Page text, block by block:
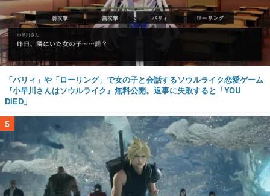
「パリィ」や「ローリング」で女の子と会話するソウルライク恋愛ゲーム
『小早川さんはソウルライク』無料公開。返事に失敗すると「YOU
DIED」
5